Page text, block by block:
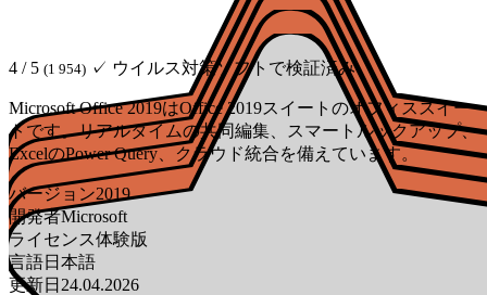
4 / 5 (1 954) ✓ ウイルス対策ソフトで検証済み
Microsoft Office 2019はOffice 2019スイートのオフィススイー
トです。リアルタイムの共同編集、スマートルックアップ、
ExcelのPower Query、クラウド統合を備えています。
バージョン2019
開発者Microsoft
ライセンス体験版
言語日本語
更新日 24.04.2026